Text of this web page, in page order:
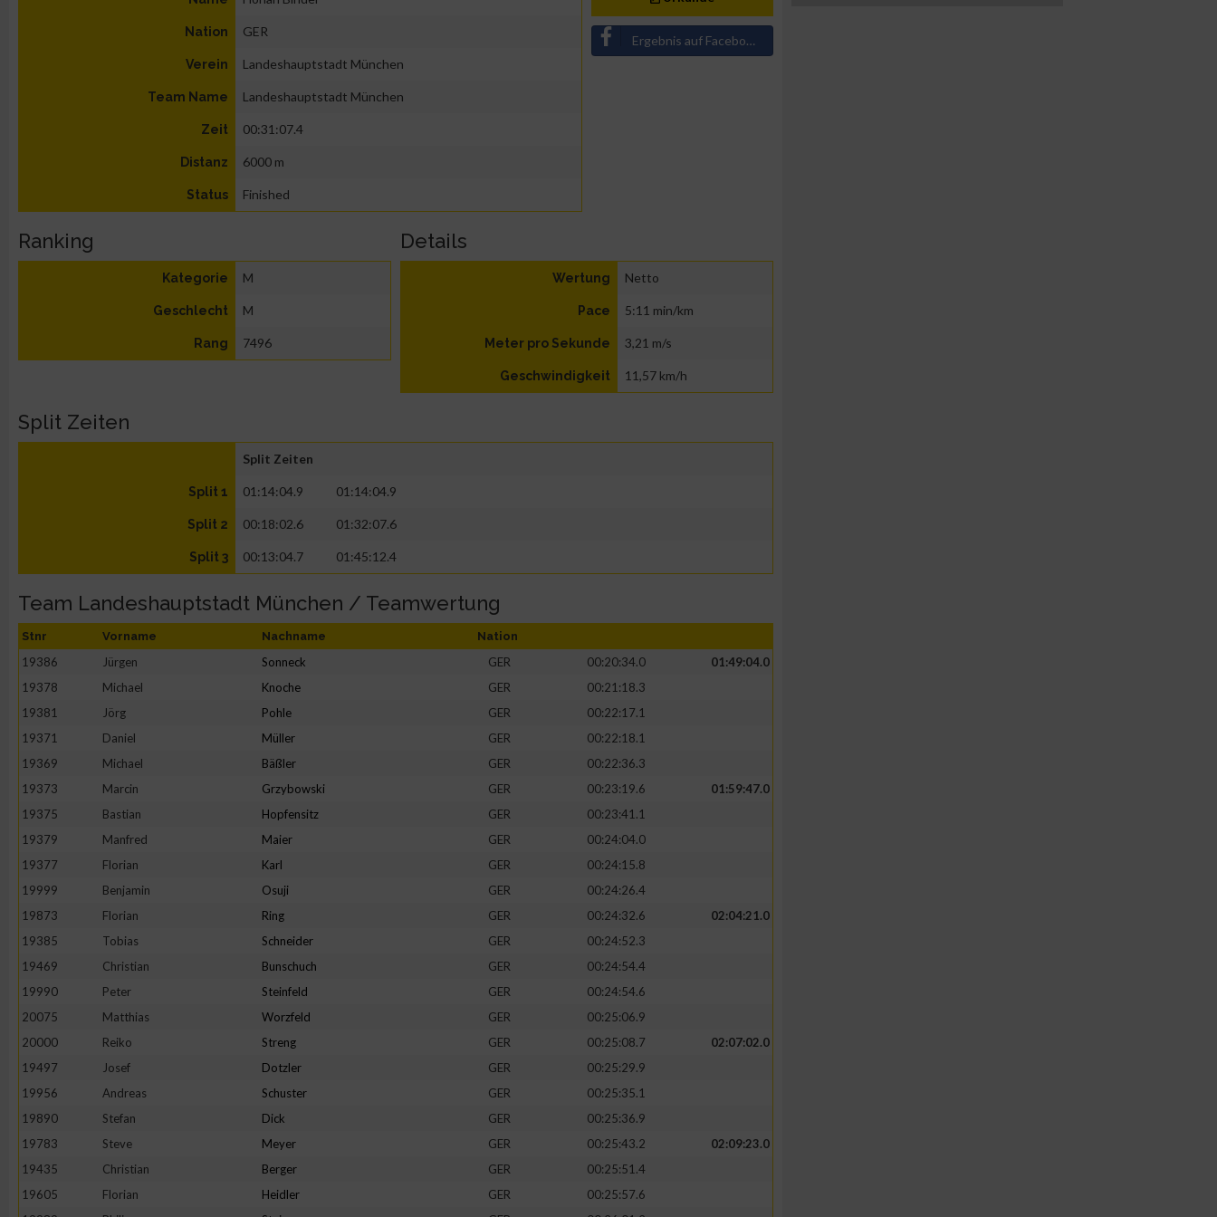
Nation GER
Verein Landeshauptstadt München
Team Name Landeshauptstadt München
Zeit 00:31:07.4
Distanz 6000 m
Status Finished
Ergebnis auf Facebook teilen
Ranking
Kategorie M
Geschlecht M
Rang 7496
Details
Wertung Netto
Pace 5:11 min/km
Meter pro Sekunde 3,21 m/s
Geschwindigkeit 11,57 km/h
Split Zeiten
Split Zeiten
Split 1 01:14:04.9 01:14:04.9
Split 2 00:18:02.6 01:32:07.6
Split 3 00:13:04.7 01:45:12.4
Team Landeshauptstadt München / Teamwertung
Stnr Vorname Nachname Nation
19386 Jürgen Sonneck GER 00:20:34.0
01:49:04.0
19378
Michael Knoche GER
00:21:18.3
19381
Jörg Pohle GER
00:22:17.1
19371
Daniel Müller GER
00:22:18.1
19369
Michael Bäßler GER
00:22:36.3
19373
Marcin Grzybowski GER 00:23:19.6
01:59:47.0
19375
Bastian Hopfensitz GER
00:23:41.1
19379
Manfred Maier GER
00:24:04.0
19377
Florian Karl GER
00:24:15.8
19999
Benjamin Osuji GER
00:24:26.4
19873
Florian Ring GER 00:24:32.6
02:04:21.0
19385
Tobias Schneider GER
00:24:52.3
19469
Christian Bunschuch GER
00:24:54.4
19990
Peter Steinfeld GER
00:24:54.6
20075
Matthias Worzfeld GER
00:25:06.9
20000
Reiko Streng GER 00:25:08.7
02:07:02.0
19497
Josef Dotzler GER
00:25:29.9
19956
Andreas Schuster GER
00:25:35.1
19890
Stefan Dick GER
00:25:36.9
19783
Steve Meyer GER 00:25:43.2
02:09:23.0
19435
Christian Berger GER
00:25:51.4
19605
Florian Heidler GER
00:25:57.6